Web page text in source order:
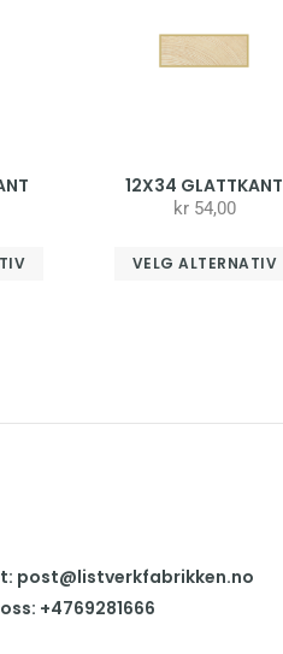
12X34 GLATTKANT
kr54,00
VELG ALTERNATIV
post@listverkfabrikken.no
+4769281666